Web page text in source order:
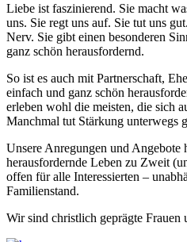
Liebe ist faszinierend. Sie macht
uns. Sie regt uns auf. Sie tut uns
Nerv. Sie gibt einen besonderen
ganz schön herausfordernd.
So ist es auch mit Partnerschaft,
einfach und ganz schön
erleben wohl die meisten, die sich
Manchmal tut Stärkung unterwegs
Unsere Anregungen und Angebote
herausfordernde Leben zu Zweit
offen für alle Interessierten –
Familienstand.
Wir sind christlich geprägte Frauen